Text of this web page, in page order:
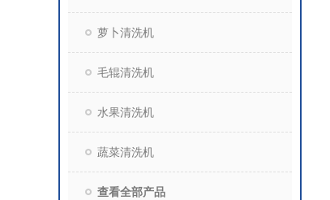
萝卜清洗机
毛辊清洗机
水果清洗机
蔬菜清洗机
查看全部产品